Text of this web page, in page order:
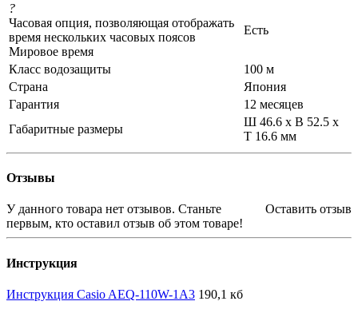
?
Часовая опция, позволяющая отображать
время нескольких часовых поясов
Мировое время
Есть
Класс водозащиты
100 м
Страна
Япония
Гарантия
12 месяцев
Габаритные размеры
Ш 46.6 x В 52.5 x
Т 16.6 мм
Отзывы
Оставить отзыв
У данного товара нет отзывов. Станьте
первым, кто оставил отзыв об этом товаре!
Инструкция
Инструкция Casio AEQ-110W-1A3 190,1 кб